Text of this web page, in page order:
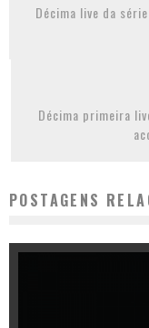
Décima live da
Décima primeira
POSTAGENS